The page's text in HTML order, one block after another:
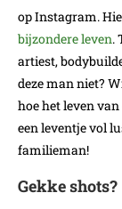
op Instagram.
bijzondere leven.
artiest,
deze man niet?
hoe het leven
een leventje vol
familieman!
Gekke shots?